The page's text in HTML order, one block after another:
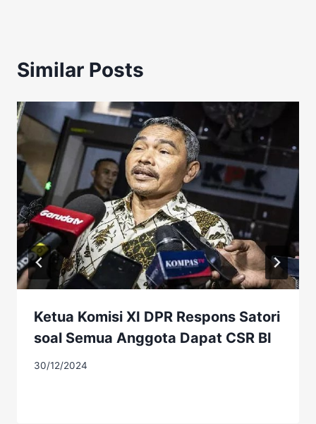
Similar Posts
Ketua Komisi XI DPR Respons Satori
soal Semua Anggota Dapat CSR BI
30/12/2024